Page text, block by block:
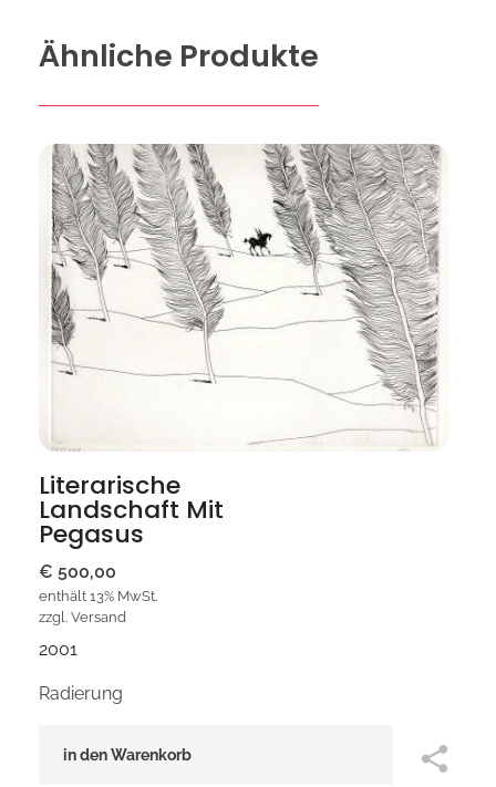
Ähnliche Produkte
Literarische
Landschaft Mit
Pegasus
€ 500,00
enthält 13% MwSt.
zzgl. Versand
2001
Radierung
in den Warenkorb